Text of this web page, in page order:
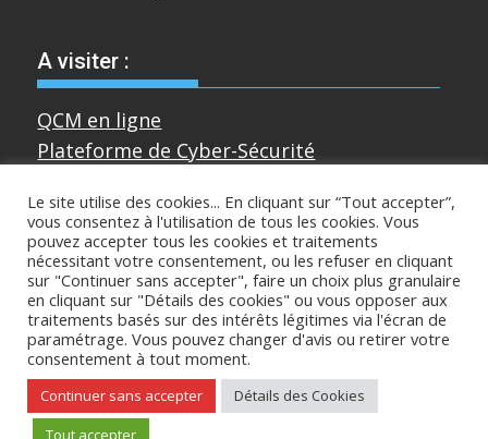
A visiter :
QCM en ligne
Plateforme de Cyber-Sécurité
Divers
Sur mastodon
Copyright © All rights reserved
Proudly powered by WordPress |Theme:
Le site utilise des cookies... En cliquant sur “Tout accepter”,
vous consentez à l'utilisation de tous les cookies. Vous
pouvez accepter tous les cookies et traitements
nécessitant votre consentement, ou les refuser en cliquant
sur "Continuer sans accepter", faire un choix plus granulaire
en cliquant sur "Détails des cookies" ou vous opposer aux
traitements basés sur des intérêts légitimes via l'écran de
paramétrage. Vous pouvez changer d'avis ou retirer votre
consentement à tout moment.
Continuer sans accepter
Détails des Cookies
Tout accepter